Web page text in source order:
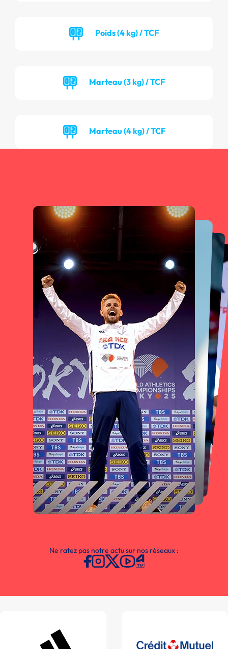
Poids (4 kg) / TCF
Marteau (3 kg) / TCF
Marteau (4 kg) / TCF
Ne ratez pas notre actu sur nos réseaux :